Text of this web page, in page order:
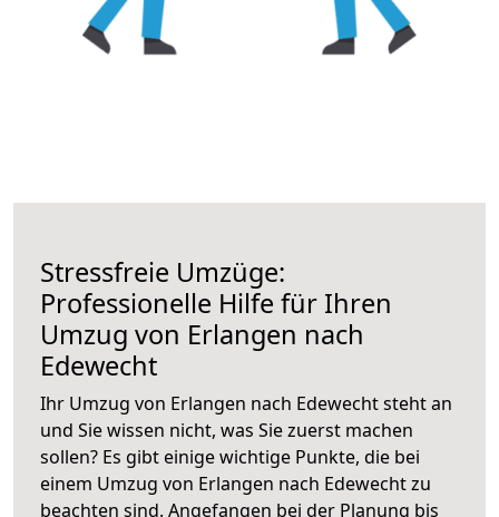
Stressfreie Umzüge:
Professionelle Hilfe für Ihren
Umzug von Erlangen nach
Edewecht
Ihr Umzug von Erlangen nach Edewecht steht an
und Sie wissen nicht, was Sie zuerst machen
sollen? Es gibt einige wichtige Punkte, die bei
einem Umzug von Erlangen nach Edewecht zu
beachten sind. Angefangen bei der Planung bis